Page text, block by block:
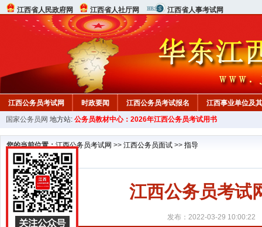
江西省人民政府网 江西省人社厅网 江西省人事考试网
江西公务员考试网 时政要闻 江西公务员考试报名 江西事业单位及
行测真题 在线咨询 教材中心
国家公务员网 地方站: 公务员教材中心：2026年江西公务员考试用书
您的当前位置：江西公务员考试网 >> 江西公务员面试 >> 指导
江西公务员考试
发布：2022-03-29 10:00:22